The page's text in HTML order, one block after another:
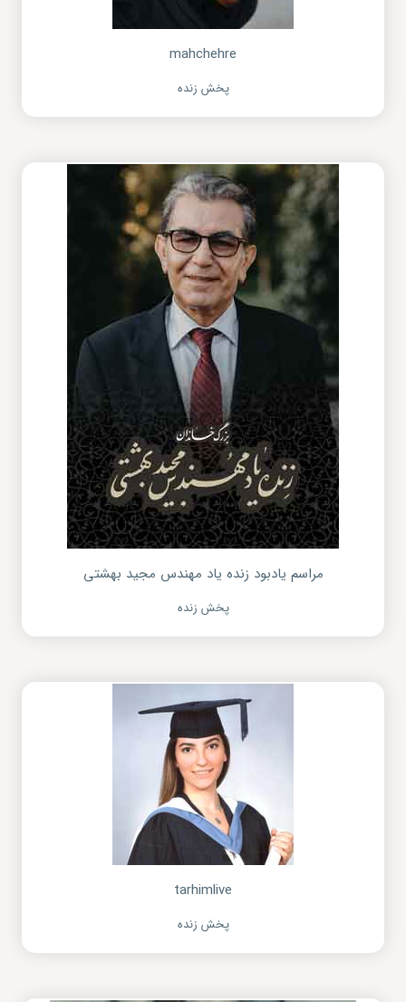
mahchehre
پخش زنده
مراسم یادبود زنده یاد مهندس مجید بهشتی
پخش زنده
tarhimlive
پخش زنده